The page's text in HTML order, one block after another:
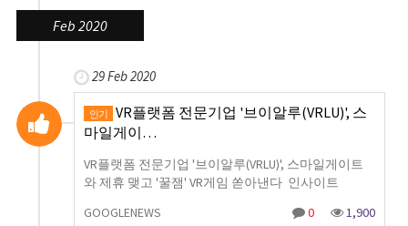
Feb 2020
29 Feb 2020
인기
VR플랫폼 전문기업 '브이알루(VRLU)', 스
마일게이…
VR플랫폼 전문기업 '브이알루(VRLU)', 스마일게이트
와 제휴 맺고 '꿀잼' VR게임 쏟아낸다 인사이트
GOOGLENEWS
0 1,900